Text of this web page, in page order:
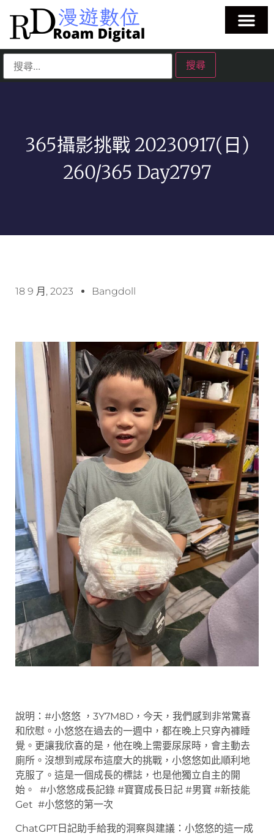
365攝影挑戰 20230917(日)
260/365 Day2797
18 9 月, 2023 Bangdoll
說明：#小悠悠 ，3Y7M8D，今天，我們感到非常驚喜
和欣慰。小悠悠在過去的一週中，都在晚上只穿內褲睡
覺。更讓我欣喜的是，他在晚上需要尿尿時，會主動去
廁所。沒想到戒尿布這麼大的挑戰，小悠悠如此順利地
克服了。這是一個成長的標誌，也是他獨立自主的開
始。 #小悠悠成長記錄 #寶寶成長日記 #男寶 #新技能
Get #小悠悠的第一次
ChatGPT日記助手給我的洞察與建議：小悠悠的這一成